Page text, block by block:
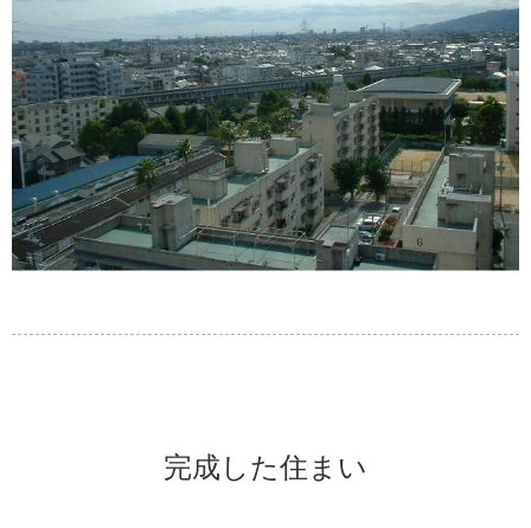
完成した住まい